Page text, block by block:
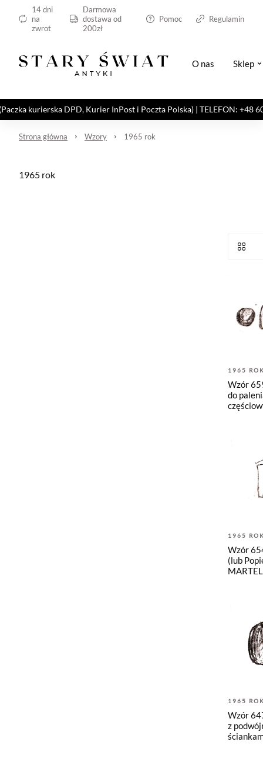
14 dni
na
zwrot
Darmowa
dostawa od
200zł
Pomoc Regulamin
O nas Sklep
kurierska DPD, Kurier InPost i Poczta Polska) | TELEFON: +48
Strona główna Wzory 1965 rok
1965 rok
1965
Wzór
do
1965
Wzór
(lub
1965
Wzór
z